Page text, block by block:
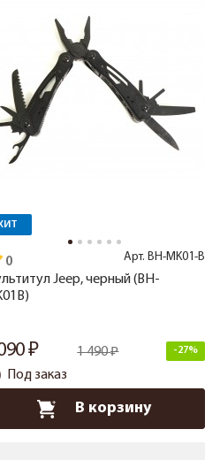
Арт. BH-MK01-B
Jeep, черный (BH-
1 490 -27%
Под заказ
В корзину